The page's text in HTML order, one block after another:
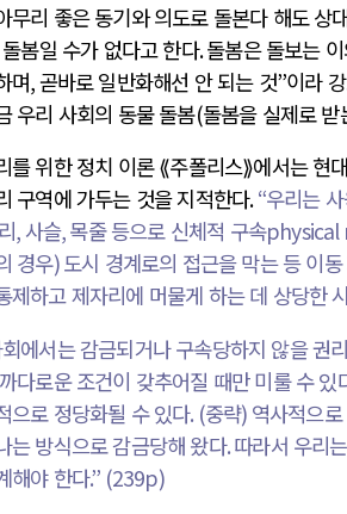
무리 좋은 동기와 의도로 돌본다 해도 상
봄일 수가 없다고 한다.돌봄은 돌보는
며, 곧바로 일반화해선 안 되는 것”이라
우리 사회의 동물 돌봄(돌봄을 실제로 받
를 위한 정치 이론 ⟪주폴리스⟫에서는 현
구역에 가두는 것을 지적한다.“우리는
, 사슬,목줄 등으로 신체적 구속physical
경우)도시 경계로의 접근을 막는 등 이
제하고 제자리에 머물게 하는 데 상당한
에서는 감금되거나 구속당하지 않을 권
다로운 조건이 갖추어질 때만 미룰 수 있
으로 정당화될 수 있다. (중략) 역사적으
는 방식으로 감금당해 왔다.따라서 우리
해야 한다.” (239p)